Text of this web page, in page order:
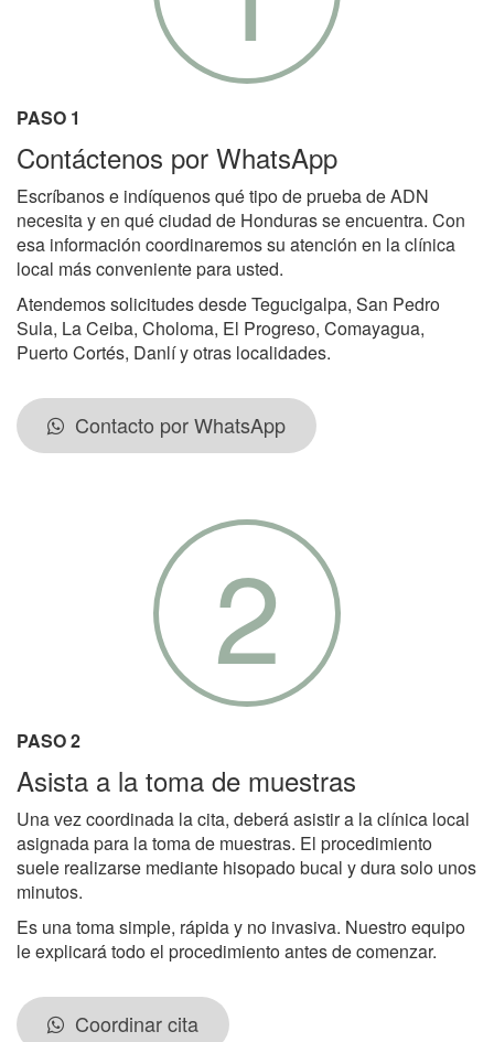
PASO 1
Contáctenos por WhatsApp
Escríbanos e indíquenos qué tipo de prueba de ADN
necesita y en qué ciudad de Honduras se encuentra. Con
esa información coordinaremos su atención en la clínica
local más conveniente para usted.
Atendemos solicitudes desde Tegucigalpa, San Pedro
Sula, La Ceiba, Choloma, El Progreso, Comayagua,
Puerto Cortés, Danlí y otras localidades.
Contacto por WhatsApp
2
PASO 2
Asista a la toma de muestras
Una vez coordinada la cita, deberá asistir a la clínica local
asignada para la toma de muestras. El procedimiento
suele realizarse mediante hisopado bucal y dura solo unos
minutos.
Es una toma simple, rápida y no invasiva. Nuestro equipo
le explicará todo el procedimiento antes de comenzar.
Coordinar cita